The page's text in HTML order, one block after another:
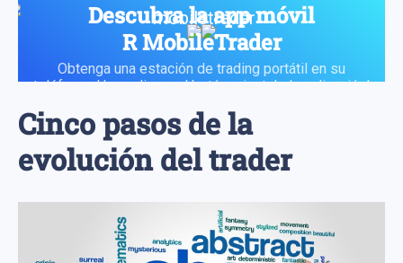
Descubra la app móvil
R MobileTrader
Obtenga una estación de trading portátil en su
teléfono. ¡Haga clic en el botón e instale la aplicación!
Cinco pasos de la
evolución del trader